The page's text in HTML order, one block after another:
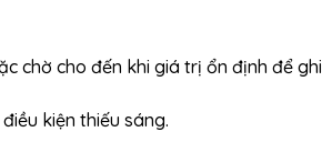
chờ cho đến khi giá trị ổn định để ghi
kiện thiếu sáng.